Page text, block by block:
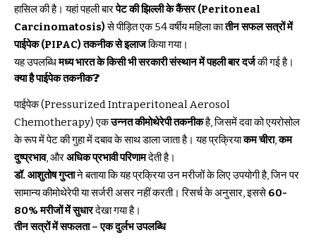
हासिल की है। यहां पहली बारपेट की झिल्ली के कैंसर (Peritoneal
Carcinomatosis)से पीड़ित एक 54 वर्षीय महिला कातीन सफल सत्रों में
पाईपेक (PIPAC) तकनीक से इलाजकिया गया।
यह उपलब्धिमध्य भारत के किसी भी सरकारी संस्थान में पहली बार दर्जकी गई है।
क्या है पाईपेक तकनीक?
पाईपेक (Pressurized Intraperitoneal Aerosol
Chemotherapy) एकउन्नत कीमोथेरेपी तकनीकहै, जिसमें दवा को एयरोसोल
के रूप में पेट की गुहा में दबाव के साथ डाला जाता है। यह प्रक्रियाकम चीरा,कम
दुष्प्रभाव, औरअधिक प्रभावी परिणामदेती है।
डॉ. आशुतोष गुप्ताने बताया कि यह प्रक्रिया उन मरीजों के लिए उपयोगी है, जिन पर
सामान्य कीमोथेरेपी या सर्जरी असर नहीं करती। रिसर्च के अनुसार, इससे60-
80% मरीजों में सुधारदेखा गया है।
तीन सत्रों में सफलता – एक दुर्लभ उपलब्धि